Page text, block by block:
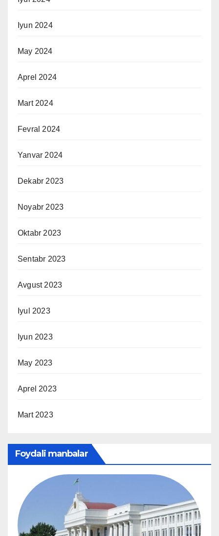
Iyun 2024
May 2024
Aprel 2024
Mart 2024
Fevral 2024
Yanvar 2024
Dekabr 2023
Noyabr 2023
Oktabr 2023
Sentabr 2023
Avgust 2023
Iyul 2023
Iyun 2023
May 2023
Aprel 2023
Mart 2023
Foydali manbalar